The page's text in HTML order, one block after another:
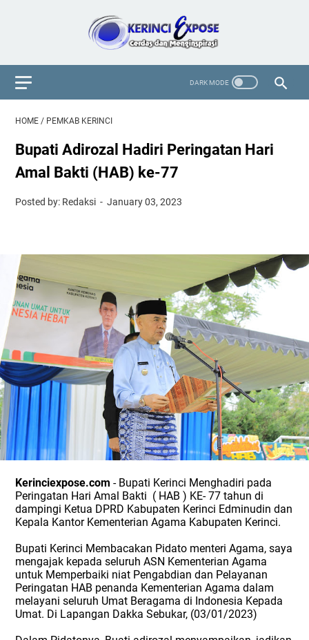
HOME / PEMKAB KERINCI
Bupati Adirozal Hadiri Peringatan Hari
Amal Bakti (HAB) ke-77
Posted by: Redaksi January 03, 2023
Kerinciexpose.com - Bupati Kerinci Menghadiri pada
Peringatan Hari Amal Bakti ( HAB ) KE- 77 tahun di
dampingi Ketua DPRD Kabupaten Kerinci Edminudin dan
Kepala Kantor Kementerian Agama Kabupaten Kerinci.
Bupati Kerinci Membacakan Pidato menteri Agama, saya
mengajak kepada seluruh ASN Kementerian Agama
untuk Memperbaiki niat Pengabdian dan Pelayanan
Peringatan HAB penanda Kementerian Agama dalam
melayani seluruh Umat Beragama di Indonesia Kepada
Umat. Di Lapangan Dakka Sebukar, (03/01/2023)